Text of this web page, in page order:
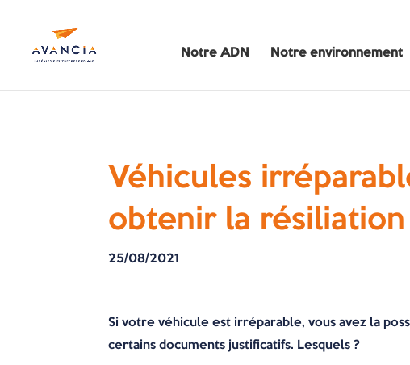
Notre ADN Notre environnement
Véhicules
obtenir la résiliation
25/08/2021
Si votre véhicule est irréparable, vous avez la
certains documents justificatifs. Lesquels ?